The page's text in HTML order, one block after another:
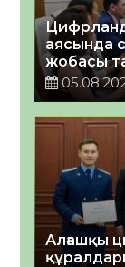
аясында
жобасы
Алғашқы